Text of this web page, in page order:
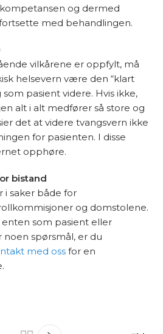
og dermed
med behandlingen.
vilkårene er oppfylt, må
helsevern være den “klart
pasient videre. Hvis ikke,
alt i alt medfører så store og
det at videre tvangsvern ikke
for pasienten. I disse
opphøre.
bistand
i saker både for
og domstolene.
som pasient eller
spørsmål, er du
med oss for en